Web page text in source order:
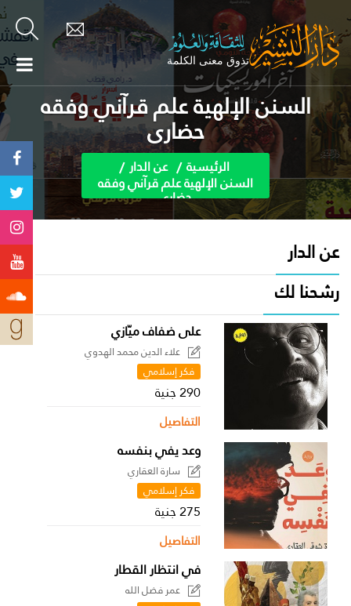
السنن الإلهية علم قرآني وفقه
حضاري
الرئيسية عن الدار
السنن الإلهية علم قرآني وفقه
حضاري
عن الدار
رشحنا لك
على ضفاف ميّازي
علاء الدين محمد الهدوي
فكر إسلامي
290 جنية
التفاصيل
وعد يفي بنفسه
سارة العقاري
فكر إسلامي
275 جنية
التفاصيل
في انتظار القطار
عمر فضل الله